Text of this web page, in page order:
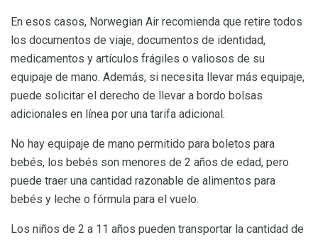
En esos casos, Norwegian Air recomienda que retire todos
los documentos de viaje, documentos de identidad,
medicamentos y artículos frágiles o valiosos de su
equipaje de mano. Además, si necesita llevar más equipaje,
puede solicitar el derecho de llevar a bordo bolsas
adicionales en línea por una tarifa adicional.
No hay equipaje de mano permitido para boletos para
bebés, los bebés son menores de 2 años de edad, pero
puede traer una cantidad razonable de alimentos para
bebés y leche o fórmula para el vuelo.
Los niños de 2 a 11 años pueden transportar la cantidad de